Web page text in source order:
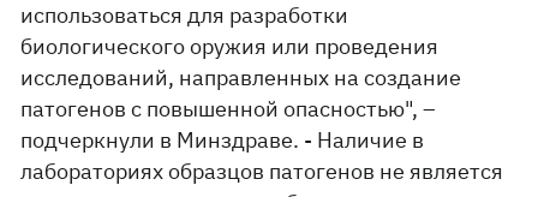
использоваться для разработки
биологического оружия или проведения
исследований, направленных на создание
патогенов с повышенной опасностью", –
подчеркнули в Минздраве. - Наличие в
лабораториях образцов патогенов не является